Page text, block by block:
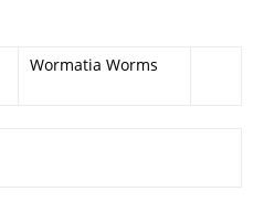
Wormatia Worms